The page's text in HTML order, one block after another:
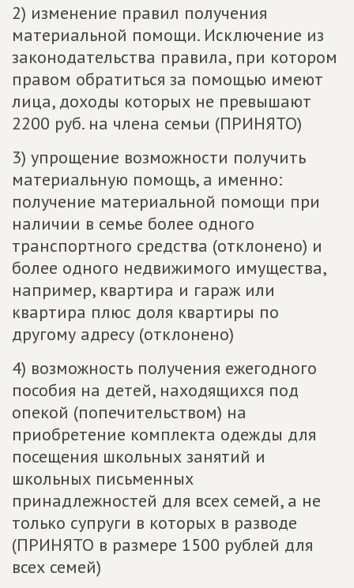
2) изменение правил получения
материальной помощи. Исключение из
законодательства правила, при котором
правом обратиться за помощью имеют
лица, доходы которых не превышают
2200 руб. на члена семьи (ПРИНЯТО)
3) упрощение возможности получить
материальную помощь, а именно:
получение материальной помощи при
наличии в семье более одного
транспортного средства (отклонено) и
более одного недвижимого имущества,
например, квартира и гараж или
квартира плюс доля квартиры по
другому адресу (отклонено)
4) возможность получения ежегодного
пособия на детей, находящихся под
опекой (попечительством) на
приобретение комплекта одежды для
посещения школьных занятий и
школьных письменных
принадлежностей для всех семей, а не
только супруги в которых в разводе
(ПРИНЯТО в размере 1500 рублей для
всех семей)